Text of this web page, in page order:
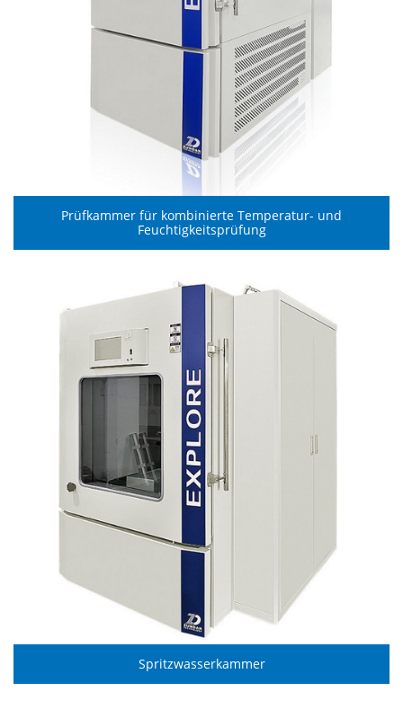
Prüfkammer für kombinierte Temperatur- und
Feuchtigkeitsprüfung
Spritzwasserkammer